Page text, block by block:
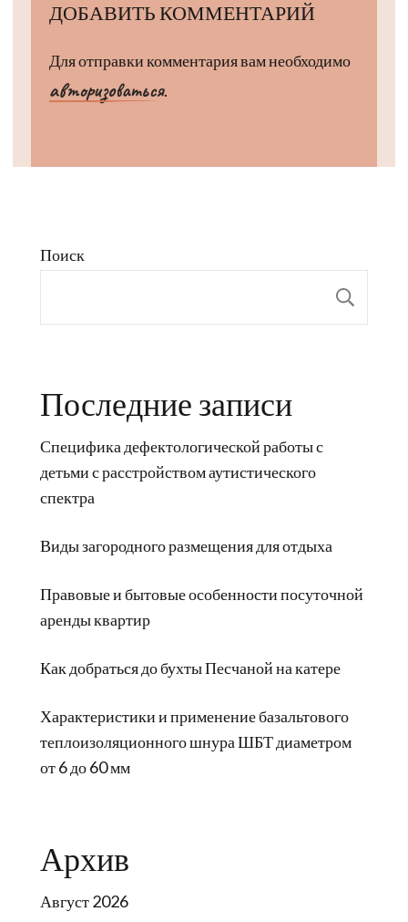
ДОБАВИТЬ КОММЕНТАРИЙ
Для отправки комментария вам необходимо
авторизоваться.
Поиск
Последние записи
Специфика дефектологической работы с
детьми с расстройством аутистического
спектра
Виды загородного размещения для отдыха
Правовые и бытовые особенности посуточной
аренды квартир
Как добраться до бухты Песчаной на катере
Характеристики и применение базальтового
теплоизоляционного шнура ШБТ диаметром
от 6 до 60 мм
Архив
Август 2026